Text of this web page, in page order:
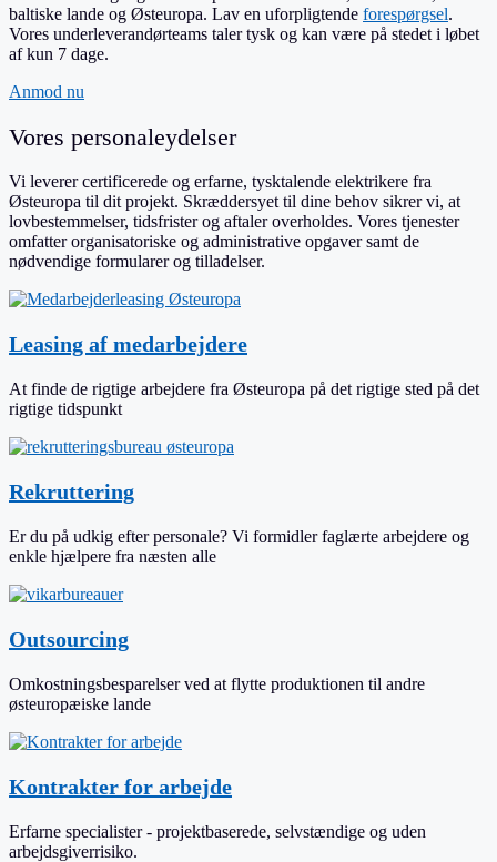
baltiske lande og Østeuropa. Lav en uforpligtende forespørgsel.
Vores underleverandørteams taler tysk og kan være på stedet i løbet
af kun 7 dage.
Anmod nu
Vores personaleydelser
Vi leverer certificerede og erfarne, tysktalende elektrikere fra
Østeuropa til dit projekt. Skræddersyet til dine behov sikrer vi, at
lovbestemmelser, tidsfrister og aftaler overholdes. Vores tjenester
omfatter organisatoriske og administrative opgaver samt de
nødvendige formularer og tilladelser.
Leasing af medarbejdere
At finde de rigtige arbejdere fra Østeuropa på det rigtige sted på det
rigtige tidspunkt
Rekruttering
Er du på udkig efter personale? Vi formidler faglærte arbejdere og
enkle hjælpere fra næsten alle
Outsourcing
Omkostningsbesparelser ved at flytte produktionen til andre
østeuropæiske lande
Kontrakter for arbejde
Erfarne specialister - projektbaserede, selvstændige og uden
arbejdsgiverrisiko.